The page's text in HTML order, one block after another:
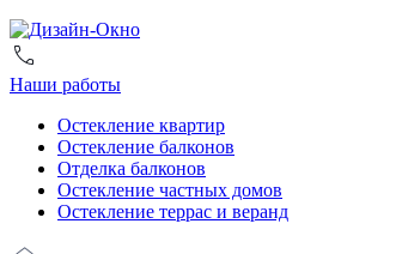
Наши работы
Остекление квартир
Остекление балконов
Отделка балконов
Остекление частных домов
Остекление террас и веранд